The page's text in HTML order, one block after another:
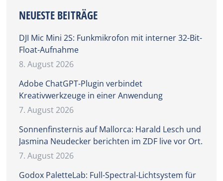
NEUESTE BEITRÄGE
DJI Mic Mini 2S: Funkmikrofon mit interner 32-Bit-
Float-Aufnahme
8. August 2026
Adobe ChatGPT-Plugin verbindet
Kreativwerkzeuge in einer Anwendung
7. August 2026
Sonnenfinsternis auf Mallorca: Harald Lesch und
Jasmina Neudecker berichten im ZDF live vor Ort.
7. August 2026
Godox PaletteLab: Full-Spectral-Lichtsystem für